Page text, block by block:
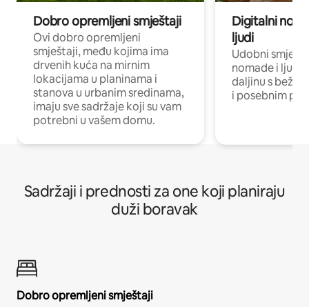
Dobro opremljeni smještaji
Ovi dobro opremljeni
smještaji, među kojima ima
drvenih kuća na mirnim
lokacijama u planinama i
stanova u urbanim sredinama,
imaju sve sadržaje koji su vam
potrebni u vašem domu.
Digitalni
ljudi
Udobni
nomade i ljude
daljinu s
i posebnim
Sadržaji i prednosti za one koji planiraju
duži boravak
Dobro opremljeni smještaji